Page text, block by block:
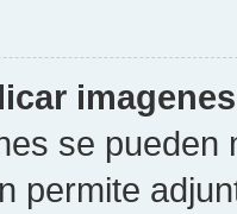
se pueden
permite